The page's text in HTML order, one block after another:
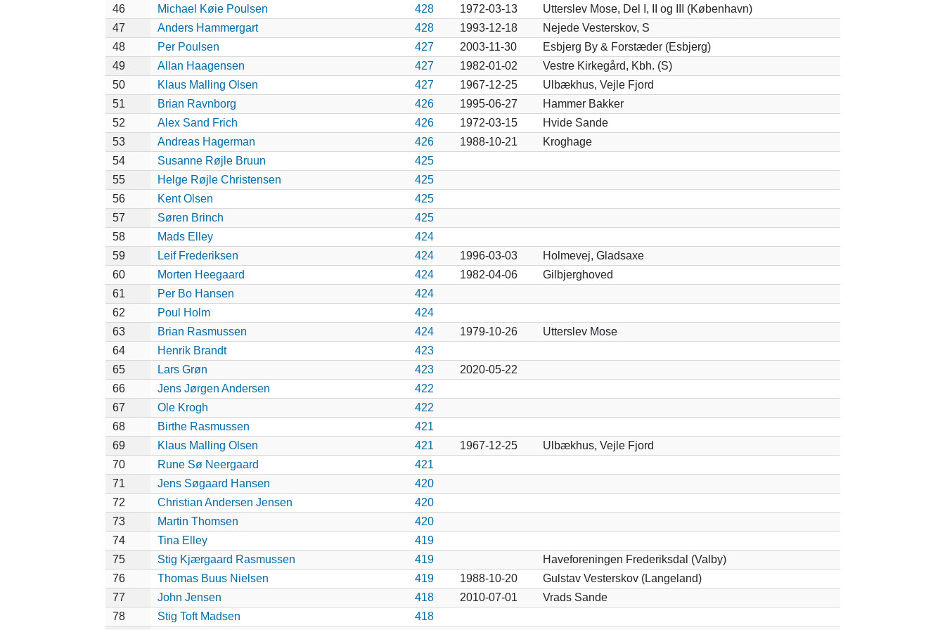
46 Michael Køie Poulsen 428 1972-03-13
Utterslev Mose, Del I, II og III (København)
47
Anders Hammergart 428 1993-12-18
Nejede Vesterskov, S
48
Per Poulsen 427 2003-11-30
Esbjerg By & Forstæder (Esbjerg)
49
Allan Haagensen 427 1982-01-02
Vestre Kirkegård, Kbh. (S)
50
Klaus Malling Olsen 427 1967-12-25
Ulbækhus, Vejle Fjord
51
Brian Ravnborg 426 1995-06-27
Hammer Bakker
52
Alex Sand Frich 426 1972-03-15
Hvide Sande
53
Andreas Hagerman 426 1988-10-21
Kroghage
54
Susanne Røjle Bruun
425
55
Helge Røjle Christensen
425
56
Kent Olsen
425
57
Søren Brinch
425
58
Mads Elley
424
59
Leif Frederiksen 424 1996-03-03
Holmevej, Gladsaxe
60
Morten Heegaard 424 1982-04-06
Gilbjerghoved
61
Per Bo Hansen
424
62
Poul Holm
424
63
Brian Rasmussen 424 1979-10-26
Utterslev Mose
64
Henrik Brandt
423
65
Lars Grøn 423
2020-05-22
66
Jens Jørgen Andersen
422
67
Ole Krogh
422
68
Birthe Rasmussen
421
69
Klaus Malling Olsen 421 1967-12-25
Ulbækhus, Vejle Fjord
70
Rune Sø Neergaard
421
71
Jens Søgaard Hansen
420
72
Christian Andersen Jensen
420
73
Martin Thomsen
420
74
Tina Elley
419
75
Stig Kjærgaard Rasmussen 419
Haveforeningen Frederiksdal (Valby)
76
Thomas Buus Nielsen 419 1988-10-20
Gulstav Vesterskov (Langeland)
77
John Jensen 418 2010-07-01
Vrads Sande
78
Stig Toft Madsen
418